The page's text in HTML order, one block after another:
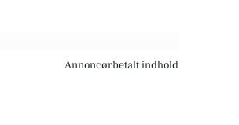
Annoncørbetalt indhold